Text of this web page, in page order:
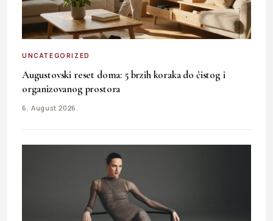
UNCATEGORIZED
Augustovski reset doma: 5 brzih koraka do čistog i
organizovanog prostora
6. August 2026.